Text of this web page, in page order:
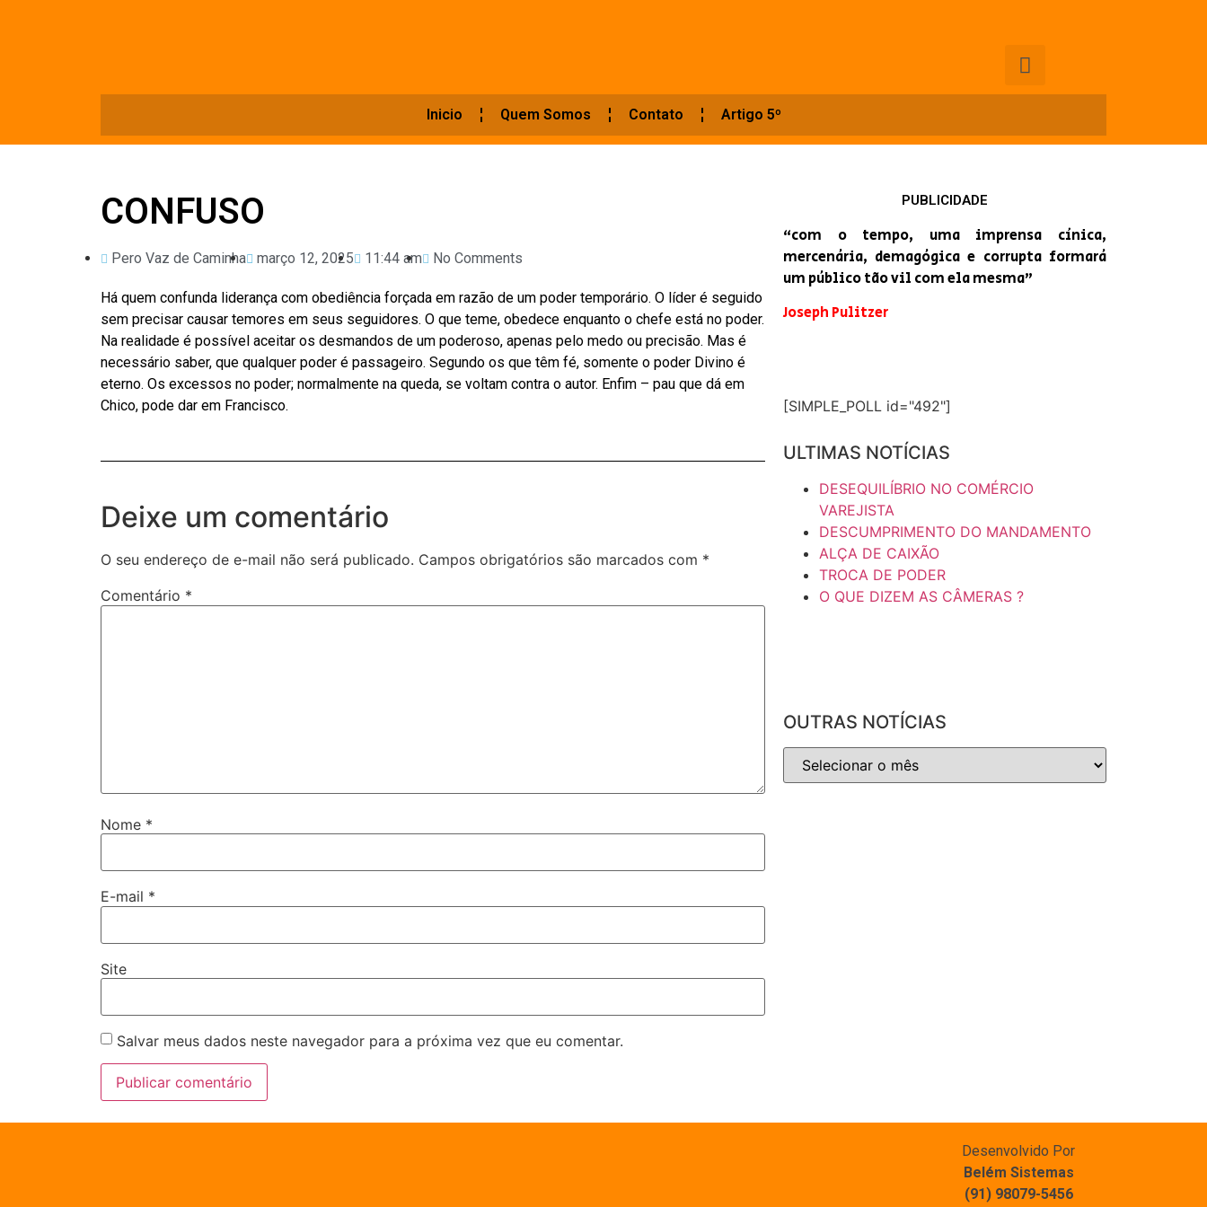
Inicio Quem Somos Contato Artigo 5º
CONFUSO
Pero Vaz de Caminha março 12, 2025 11:44 am No Comments
Há quem confunda liderança com obediência forçada em razão de um poder temporário. O líder é seguido
sem precisar causar temores em seus seguidores. O que teme, obedece enquanto o chefe está no poder.
Na realidade é possível aceitar os desmandos de um poderoso, apenas pelo medo ou precisão. Mas é
necessário saber, que qualquer poder é passageiro. Segundo os que têm fé, somente o poder Divino é
eterno. Os excessos no poder; normalmente na queda, se voltam contra o autor. Enfim – pau que dá em
Chico, pode dar em Francisco.
Deixe um comentário
O seu endereço de e-mail não será publicado. Campos obrigatórios são marcados com *
Comentário *
Nome *
E-mail *
Site
Salvar meus dados neste navegador para a próxima vez que eu comentar.
PUBLICIDADE
“com o tempo, uma imprensa cínica,
mercenária, demagógica e corrupta formará
um público tão vil com ela mesma”
Joseph Pulitzer
[SIMPLE_POLL id="492"]
ULTIMAS NOTÍCIAS
DESEQUILÍBRIO NO COMÉRCIO
VAREJISTA
DESCUMPRIMENTO DO MANDAMENTO
ALÇA DE CAIXÃO
TROCA DE PODER
O QUE DIZEM AS CÂMERAS ?
OUTRAS NOTÍCIAS
Desenvolvido Por
Belém Sistemas
(91) 98079-5456